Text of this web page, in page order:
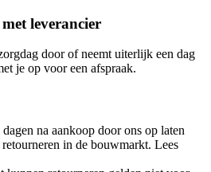
leverancier
door of neemt uiterlijk een dag
je op voor een afspraak.
na aankoop door ons op laten
retourneren in de bouwmarkt. Lees